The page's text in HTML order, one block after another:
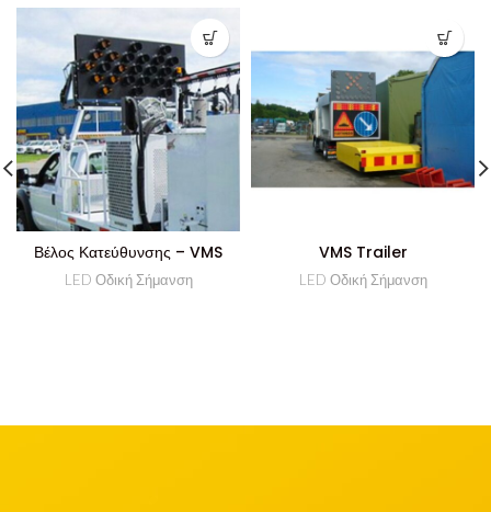
Βέλος Κατεύθυνσης – VMS
LED Οδική Σήμανση
VMS Trailer
LED Οδική Σήμανση